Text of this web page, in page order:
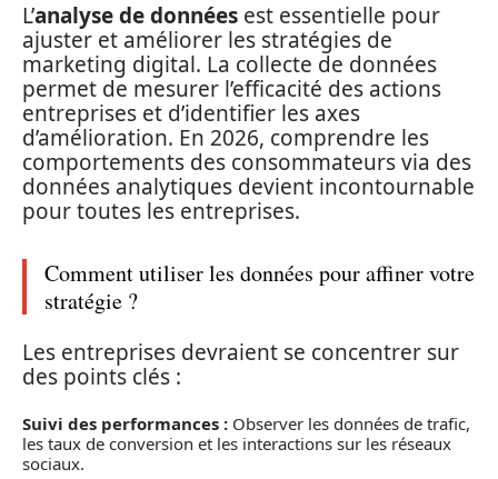
L’analyse de données est essentielle pour
ajuster et améliorer les stratégies de
marketing digital. La collecte de données
permet de mesurer l’efficacité des actions
entreprises et d’identifier les axes
d’amélioration. En 2026, comprendre les
comportements des consommateurs via des
données analytiques devient incontournable
pour toutes les entreprises.
Comment utiliser les données pour affiner votre
stratégie ?
Les entreprises devraient se concentrer sur
des points clés :
Suivi des performances : Observer les données de trafic,
les taux de conversion et les interactions sur les réseaux
sociaux.